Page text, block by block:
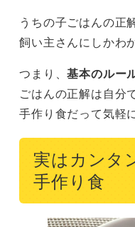
うちの子ごはんの正
飼い主さんにしかわ
つまり、基本のルー
ごはんの正解は自分
手作り食だって気軽
実はカンタ
手作り食